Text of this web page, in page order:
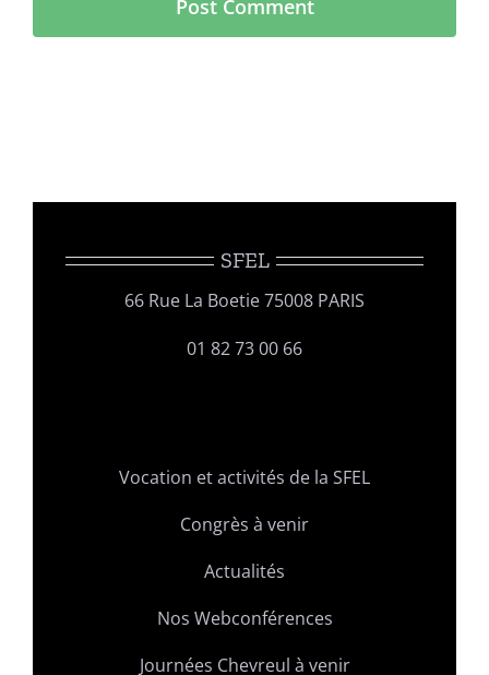
SFEL
66 Rue La Boetie 75008 PARIS
01 82 73 00 66
Vocation et activités de la SFEL
Congrès à venir
Actualités
Nos Webconférences
Journées Chevreul à venir